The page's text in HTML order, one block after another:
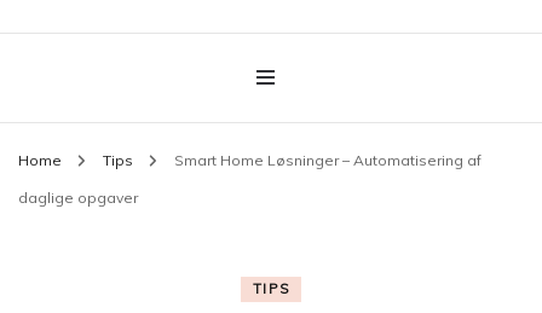
Home Tips Smart Home Løsninger – Automatisering af
daglige opgaver
TIPS